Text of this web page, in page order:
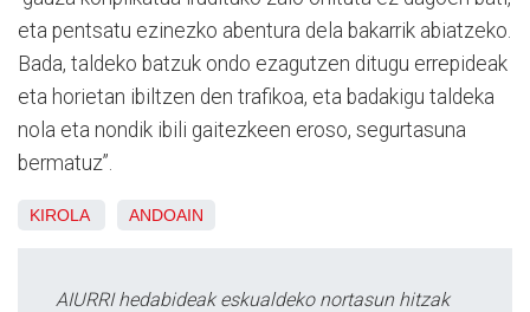
eta pentsatu ezinezko abentura dela bakarrik abiatzeko.
Bada, taldeko batzuk ondo ezagutzen ditugu errepideak
eta horietan ibiltzen den trafikoa, eta badakigu taldeka
nola eta nondik ibili gaitezkeen eroso, segurtasuna
bermatuz”.
KIROLA ANDOAIN
AIURRI hedabideak eskualdeko nortasun hitzak